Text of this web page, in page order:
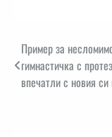
Навигация
Пример за
гимнастичка с
впечатли с новия